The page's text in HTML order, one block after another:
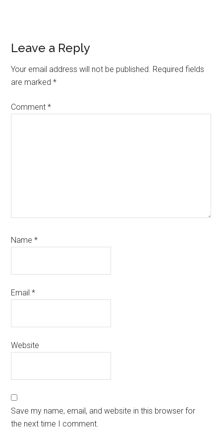
Reader
Interactions
Leave a Reply
Your email address will not be published. Required fields
are marked*
Comment*
Name*
Email*
Website
Save my name, email, and website in this browser for
the next time I comment.